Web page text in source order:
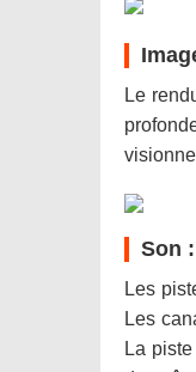
Le
Son :
Les
Les
La